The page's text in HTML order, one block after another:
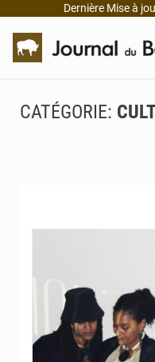
Dernière Mise à
CATÉGORIE: